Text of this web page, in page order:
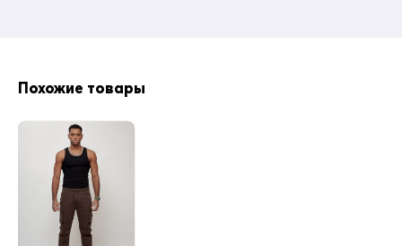
Ознакомьтесь с таблицей размеров!
Похожие товары